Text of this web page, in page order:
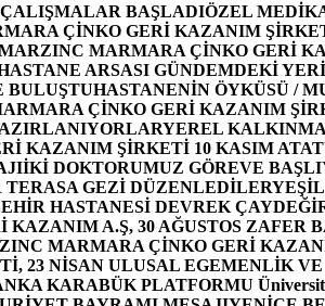
BAŞLADIÖZEL
ÇİNKO GERİ KAZANIM
MARMARA ÇİNKO GERİ
ARSASI GÜNDEMDEKİ
BULUŞTUHASTANENİN ÖYKÜSÜ /
ÇİNKO GERİ KAZANIM
YEREL
KAZANIM ŞİRKETİ 10 KASIM
İKİ DOKTORUMUZ GÖREVE
GEZİ DÜZENLEDİLER
HASTANESİ DEVREK
A.Ş, 30 AĞUSTOS ZAFER
MARMARA ÇİNKO GERİ
23 NİSAN ULUSAL EGEMENLİK
KARABÜK PLATFORMU